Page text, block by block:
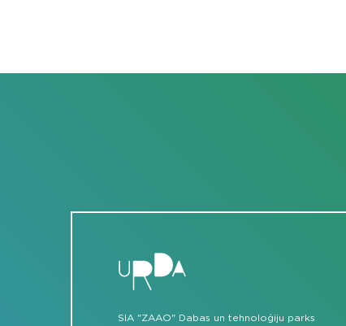
SIA "ZAAO" Dabas un tehnoloģiju parks